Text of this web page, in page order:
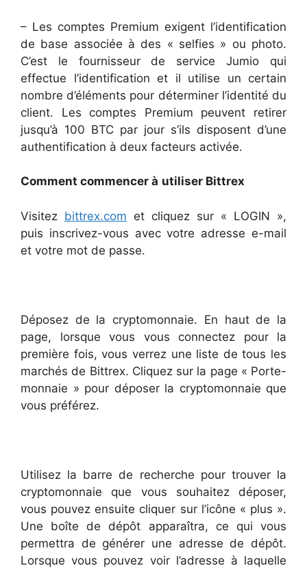
– Les comptes Premium exigent l’identification
de base associée à des « selfies » ou photo.
C’est le fournisseur de service Jumio qui
effectue l’identification et il utilise un certain
nombre d’éléments pour déterminer l’identité du
client. Les comptes Premium peuvent retirer
jusqu’à 100 BTC par jour s’ils disposent d’une
authentification à deux facteurs activée.
Comment commencer à utiliser Bittrex
Visitez bittrex.com et cliquez sur « LOGIN »,
puis inscrivez-vous avec votre adresse e-mail
et votre mot de passe.
Déposez de la cryptomonnaie. En haut de la
page, lorsque vous vous connectez pour la
première fois, vous verrez une liste de tous les
marchés de Bittrex. Cliquez sur la page « Porte-
monnaie » pour déposer la cryptomonnaie que
vous préférez.
Utilisez la barre de recherche pour trouver la
cryptomonnaie que vous souhaitez déposer,
vous pouvez ensuite cliquer sur l’icône « plus ».
Une boîte de dépôt apparaîtra, ce qui vous
permettra de générer une adresse de dépôt.
Lorsque vous pouvez voir l’adresse à laquelle